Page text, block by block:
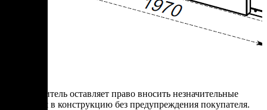
Производитель оставляет право вносить незначительные
изменения в конструкцию без предупреждения покупателя.